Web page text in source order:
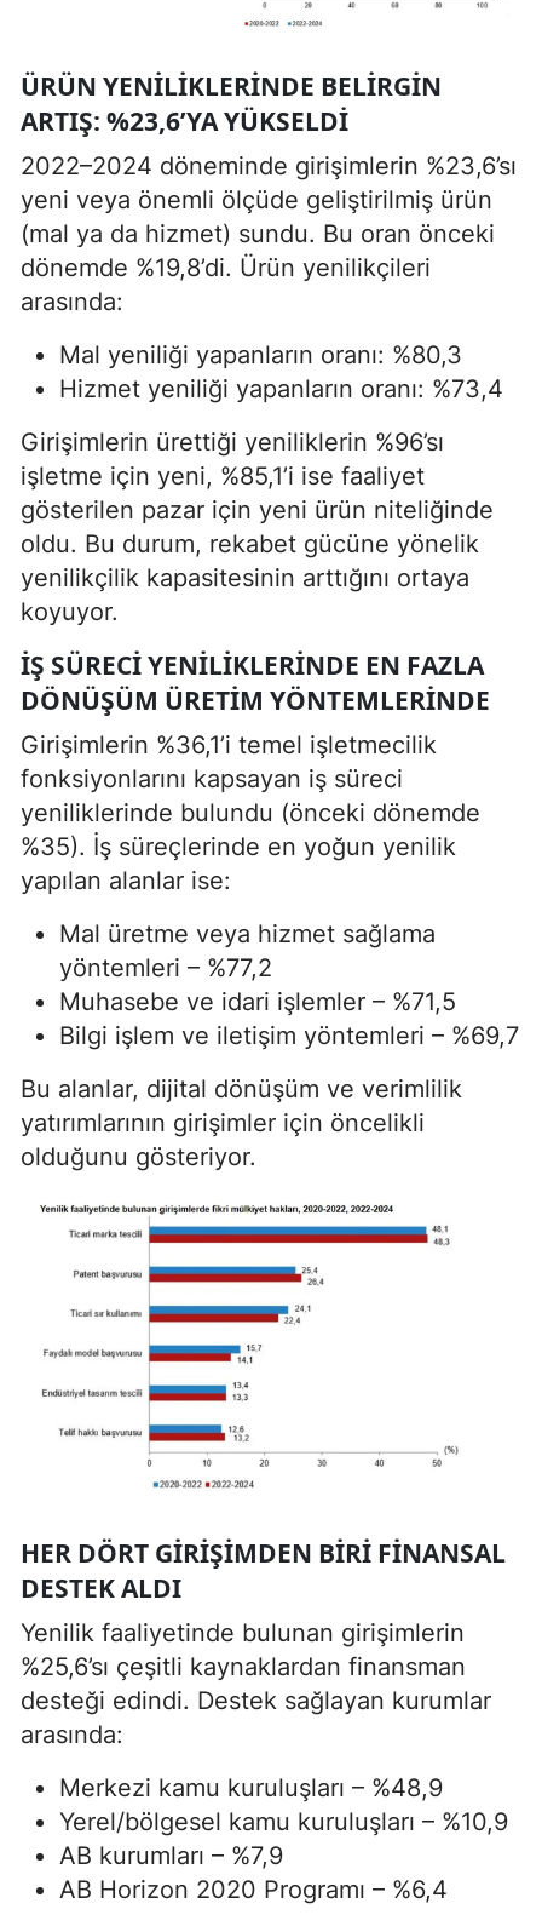
ÜRÜN YENILIKLERINDE BELIRGIN
ARTIŞ: %23,6’YA YÜKSELDI
2022–2024 döneminde girişimlerin %23,6’sı
yeni veya önemli ölçüde geliştirilmiş ürün
(mal ya da hizmet) sundu. Bu oran önceki
dönemde %19,8’di. Ürün yenilikçileri
arasında:
Mal yeniliği yapanların oranı: %80,3
Hizmet yeniliği yapanların oranı: %73,4
Girişimlerin ürettiği yeniliklerin %96’sı
işletme için yeni, %85,1’i ise faaliyet
gösterilen pazar için yeni ürün niteliğinde
oldu. Bu durum, rekabet gücüne yönelik
yenilikçilik kapasitesinin arttığını ortaya
koyuyor.
İŞ SÜRECI YENILIKLERINDE EN FAZLA
DÖNÜŞÜM ÜRETIM YÖNTEMLERINDE
Girişimlerin %36,1’i temel işletmecilik
fonksiyonlarını kapsayan iş süreci
yeniliklerinde bulundu (önceki dönemde
%35). İş süreçlerinde en yoğun yenilik
yapılan alanlar ise:
Mal üretme veya hizmet sağlama
yöntemleri – %77,2
Muhasebe ve idari işlemler – %71,5
Bilgi işlem ve iletişim yöntemleri – %69,7
Bu alanlar, dijital dönüşüm ve verimlilik
yatırımlarının girişimler için öncelikli
olduğunu gösteriyor.
HER DÖRT GIRIŞIMDEN BIRI FINANSAL
DESTEK ALDI
Yenilik faaliyetinde bulunan girişimlerin
%25,6’sı çeşitli kaynaklardan finansman
desteği edindi. Destek sağlayan kurumlar
arasında:
Merkezi kamu kuruluşları – %48,9
Yerel/bölgesel kamu kuruluşları – %10,9
AB kurumları – %7,9
AB Horizon 2020 Programı – %6,4